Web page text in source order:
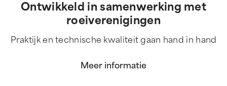
Ontwikkeld in samenwerking met
roeiverenigingen
Praktijk en technische kwaliteit gaan hand in hand
Meer informatie